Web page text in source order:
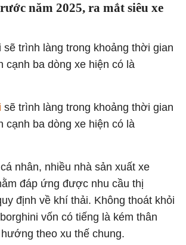
năm 2025, ra mắt siêu xe
trình làng trong khoảng thời gian
cạnh ba dòng xe hiện có là
sẽ trình làng trong khoảng thời gian
cạnh ba dòng xe hiện có là
nhân, nhiều nhà sản xuất xe
đáp ứng được nhu cầu thị
định về khí thải. Không thoát khỏi
vốn có tiếng là kém thân
theo xu thế chung.